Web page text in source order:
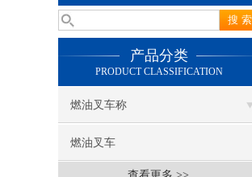
产品分类
PRODUCT CLASSIFICATION
燃油叉车称
燃油叉车